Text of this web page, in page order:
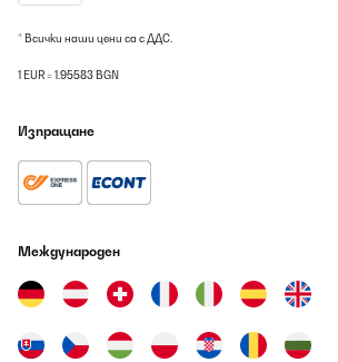
* Всички наши цени са с ДДС.
1 EUR = 1.95583 BGN
Изпращане
Международен